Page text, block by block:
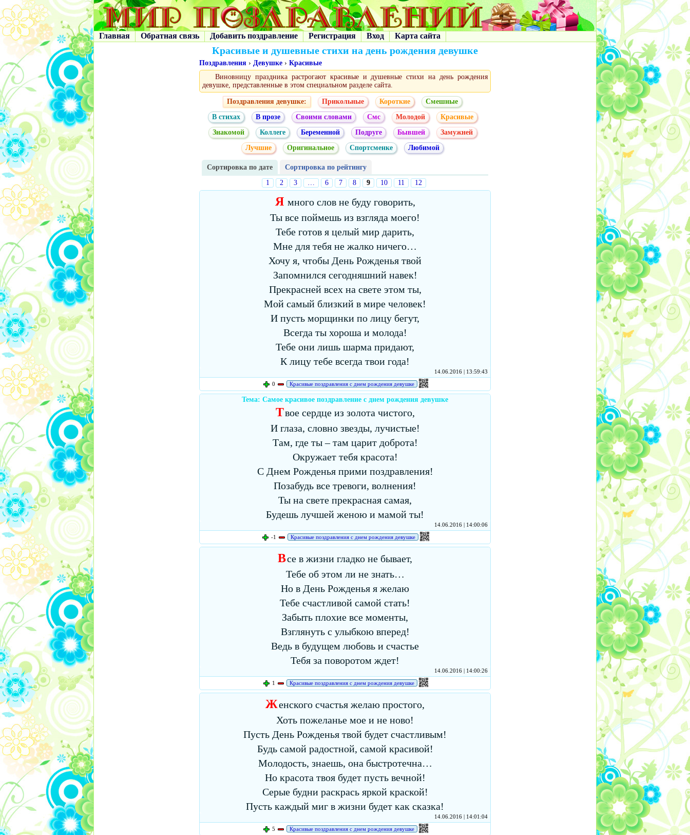
Главная Обратная связь Добавить поздравление Регистрация Вход Карта сайта
Красивые и душевные стихи на день рождения девушке
Поздравления › Девушке › Красивые
Виновницу праздника растрогают красивые и душевные стихи на день рождения
девушке, представленные в этом специальном разделе сайта.
Поздравления девушке: Прикольные Короткие
Смешные
В стихах
В прозе Своими словами Смс Молодой
Красивые
Знакомой
Коллеге Беременной Подруге Бывшей
Замужней
Лучшие
Оригинальное Спортсменке Любимой
Сортировка по дате
Сортировка по рейтингу
1
2 3 … 6 7 8 9 10 11 12
Я много слов не буду говорить,
Ты все поймешь из взгляда моего!
Тебе готов я целый мир дарить,
Мне для тебя не жалко ничего…
Хочу я, чтобы День Рожденья твой
Запомнился сегодняшний навек!
Прекрасней всех на свете этом ты,
Мой самый близкий в мире человек!
И пусть морщинки по лицу бегут,
Всегда ты хороша и молода!
Тебе они лишь шарма придают,
К лицу тебе всегда твои года!
14.06.2016 | 13:59:43
0
Красивые поздравления с днем рождения девушке
Тема: Самое красивое поздравление с днем рождения девушке
Твое сердце из золота чистого,
И глаза, словно звезды, лучистые!
Там, где ты – там царит доброта!
Окружает тебя красота!
С Днем Рожденья прими поздравления!
Позабудь все тревоги, волнения!
Ты на свете прекрасная самая,
Будешь лучшей женою и мамой ты!
14.06.2016 | 14:00:06
-1
Красивые поздравления с днем рождения девушке
Все в жизни гладко не бывает,
Тебе об этом ли не знать…
Но в День Рожденья я желаю
Тебе счастливой самой стать!
Забыть плохие все моменты,
Взглянуть с улыбкою вперед!
Ведь в будущем любовь и счастье
Тебя за поворотом ждет!
14.06.2016 | 14:00:26
1
Красивые поздравления с днем рождения девушке
Женского счастья желаю простого,
Хоть пожеланье мое и не ново!
Пусть День Рожденья твой будет счастливым!
Будь самой радостной, самой красивой!
Молодость, знаешь, она быстротечна…
Но красота твоя будет пусть вечной!
Серые будни раскрась яркой краской!
Пусть каждый миг в жизни будет как сказка!
14.06.2016 | 14:01:04
5
Красивые поздравления с днем рождения девушке